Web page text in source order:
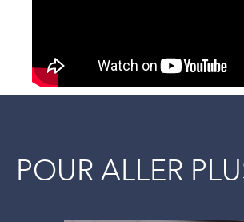
POUR ALLER